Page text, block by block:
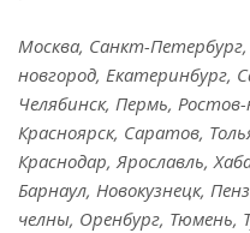
Москва, Санкт-
новгород, Екатеринбург,
Челябинск, Пермь,
Красноярск, Саратов,
Краснодар, Ярославль,
Барнаул, Новокузнецк,
челны, Оренбург, Тюмень,